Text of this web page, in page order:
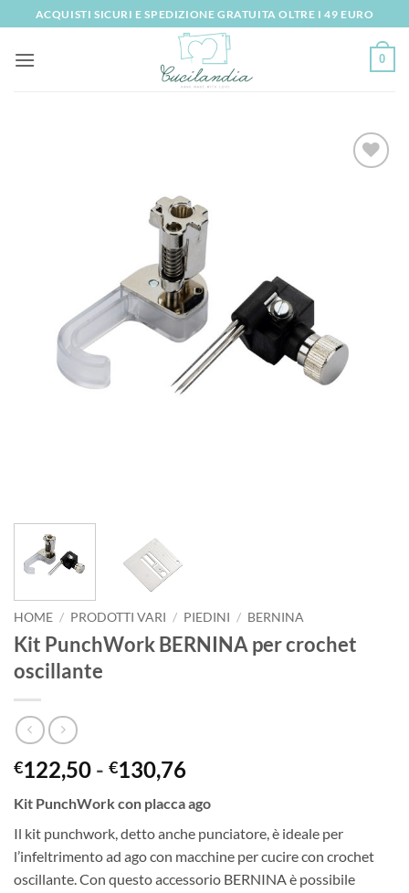
ai
contenuti
ACQUISTI SICURI E SPEDIZIONE GRATUITA OLTRE I 49 EURO
0
HOME / PRODOTTI VARI / PIEDINI / BERNINA
Kit PunchWork BERNINA per crochet
oscillante
€122,50 - €130,76Fascia
prezzo:
da
€122,50
a
Kit PunchWork con placca ago
Il kit punchwork, detto anche punciatore, è ideale per
l’infeltrimento ad ago con macchine per cucire con crochet
oscillante. Con questo accessorio BERNINA è possibile